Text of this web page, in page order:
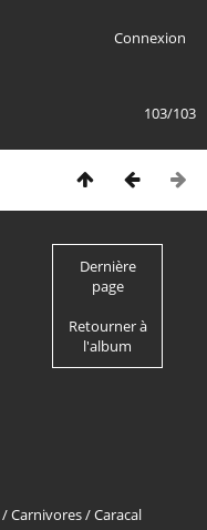
Connexion
103/103
Dernière
page
Retourner à
l'album
/Carnivores/Caracal